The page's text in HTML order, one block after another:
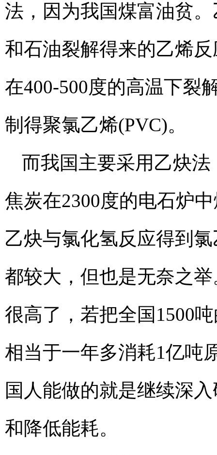
法，因为我国煤富油贫
和石油裂解得来的乙烯
在400-500度的高温下裂
制得聚氯乙烯(PVC)。
而我国主要采用乙炔
焦炭在2300度的电石炉
乙炔与氯化氢反应得到
都较大，但也是无奈之
很高了，若把全国1500
相当于一年多消耗1亿吨
国人能做的就是继续深
和降低能耗。